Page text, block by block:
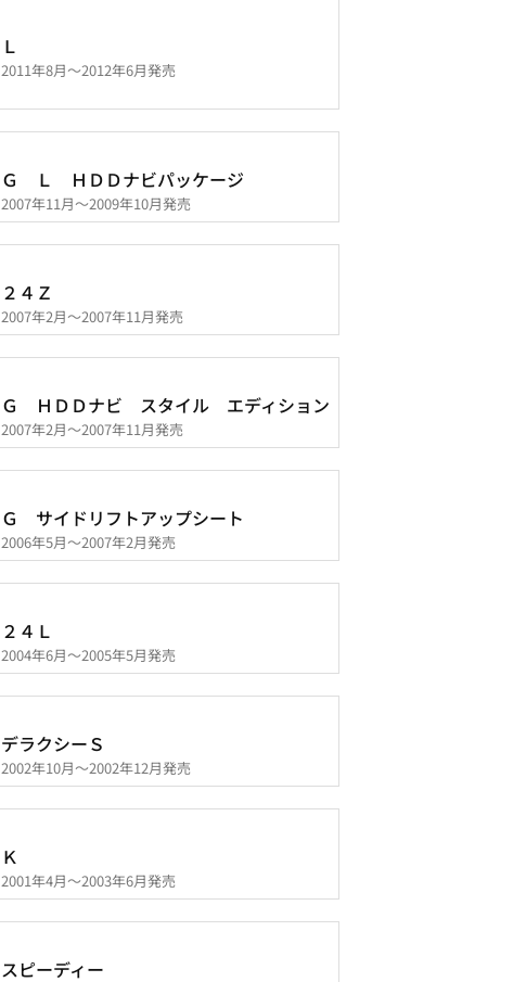
Ｌ
2011年8月～2012年6月発売
Ｇ Ｌ ＨＤＤナビパッケージ
2007年11月～2009年10月発売
２４Ｚ
2007年2月～2007年11月発売
Ｇ ＨＤＤナビ スタイル エディション
2007年2月～2007年11月発売
Ｇ サイドリフトアップシート
2006年5月～2007年2月発売
２４Ｌ
2004年6月～2005年5月発売
デラクシーＳ
2002年10月～2002年12月発売
Ｋ
2001年4月～2003年6月発売
スピーディー